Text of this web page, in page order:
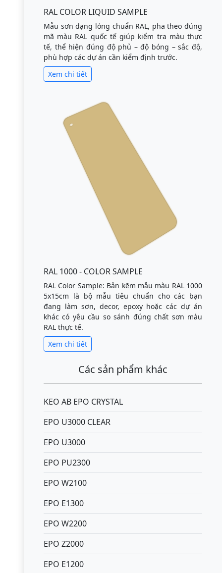
RAL COLOR LIQUID SAMPLE
Mẫu sơn dạng lỏng chuẩn RAL, pha theo đúng
mã màu RAL quốc tế giúp kiểm tra màu thực
tế, thể hiện đúng độ phủ – độ bóng – sắc độ,
phù hợp các dự án cần kiểm định trước.
Xem chi tiết
RAL 1000 - COLOR SAMPLE
RAL Color Sample: Bản kẽm mẫu màu RAL 1000
5x15cm là bộ mẫu tiêu chuẩn cho các bạn
đang làm sơn, decor, epoxy hoặc các dự án
khác có yêu cầu so sánh đúng chất sơn màu
RAL thực tế.
Xem chi tiết
Các sản phẩm khác
KEO AB EPO CRYSTAL
EPO U3000 CLEAR
EPO U3000
EPO PU2300
EPO W2100
EPO E1300
EPO W2200
EPO Z2000
EPO E1200